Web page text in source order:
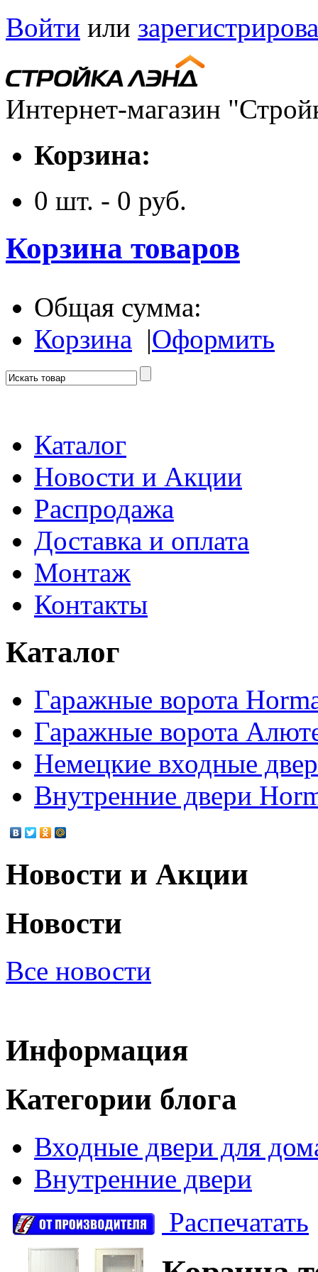
Войти или
Интернет-магазин
Корзина:
0 шт. - 0 руб.
Корзина товаров
Общая сумма:
Корзина |Оформить
Каталог
Новости и Акции
Распродажа
Доставка и оплата
Монтаж
Контакты
Каталог
Гаражные ворота
Гаражные ворота
Немецкие входные
Внутренние двери
Новости и Акции
Новости
Все новости
Информация
Категории блога
Входные двери для
Внутренние двери
Распечатать